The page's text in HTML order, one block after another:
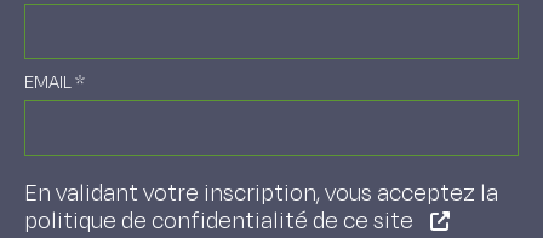
EMAIL*
En validant votre inscription, vous acceptez la
politique de confidentialité de ce site